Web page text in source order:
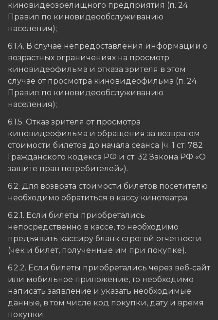
киновидеозрелищного предприятия (п. 24
Правил по киновидеообслуживанию
населения);
6.1.4. В случае непредоставления информации о
возрастных ограничениях на просмотр
киновидеофильма и отказа зрителя в этом
случае от просмотра киновидеофильма (п. 24
Правил по киновидеообслуживанию
населения);
6.1.5. Отказ зрителя от просмотра
киновидеофильма и обращения за возвратом
стоимости билетов до начала сеанса (ч. 1 ст. 782
Гражданского кодекса РФ и ст. 32 Закона РФ «О
защите прав потребителей»).
6.2. Для возврата стоимости билетов посетителю
необходимо обратиться в кассу кинотеатра.
6.2.1. Если билеты приобретались
непосредственно в кассе, то необходимо
предъявить кассиру бланк строгой отчетности
(чек и билет, полученные им при покупке).
6.2.2. Если билеты приобретались через веб-сайт
или мобильное приложение, то необходимо
написать заявление и указать необходимые
данные, в том числе код покупки, дату и время
покупки.